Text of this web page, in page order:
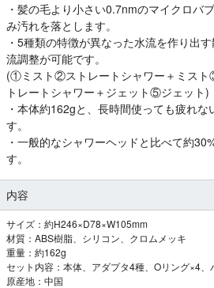
・髪の毛より小さい0.7nmのマイクロバ
み汚れを落とします。
・5種類の特徴が異なった水流を作り出
流調整が可能です。
(①ミスト②ストレートシャワー＋ミス
トレートシャワー＋ジェット⑤ジェット)
・本体約162gと、長時間使っても疲れ
す。
・一般的なシャワーヘッドと比べて約
す。
内容
サイズ：約H246×D78×W105mm
材質：ABS樹脂、シリコン、クロムメッキ
重量：約162g
セット内容：本体、アダプタ4種、Oリング×4
原産地：中国